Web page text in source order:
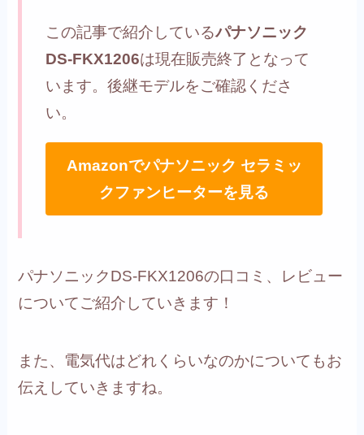
この記事で紹介しているパナソニック
DS-FKX1206は現在販売終了となって
います。後継モデルをご確認くださ
い。
Amazonでパナソニック セラミッ
クファンヒーターを見る
パナソニックDS-FKX1206の口コミ、レビュー
についてご紹介していきます！
また、電気代はどれくらいなのかについてもお
伝えしていきますね。